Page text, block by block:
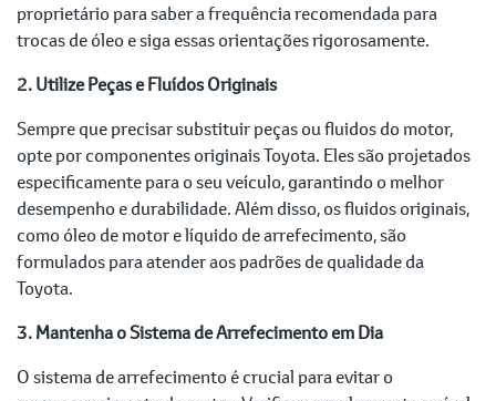
proprietário para saber a frequência recomendada para
trocas de óleo e siga essas orientações rigorosamente.
2. Utilize Peças e Fluídos Originais
Sempre que precisar substituir peças ou fluidos do motor,
opte por componentes originais Toyota. Eles são projetados
especificamente para o seu veículo, garantindo o melhor
desempenho e durabilidade. Além disso, os fluidos originais,
como óleo de motor e líquido de arrefecimento, são
formulados para atender aos padrões de qualidade da
Toyota.
3. Mantenha o Sistema de Arrefecimento em Dia
O sistema de arrefecimento é crucial para evitar o